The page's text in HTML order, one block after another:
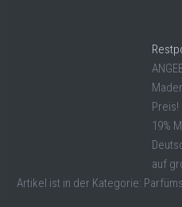
19%
auf
Artikel ist in der Kategorie: Parfüms